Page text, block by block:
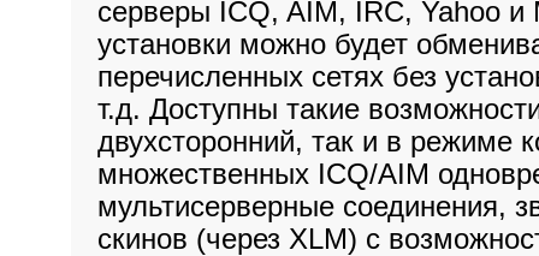
серверы ICQ, AIM, IRC, Yahoo и
установки можно будет
перечисленных сетях без
т.д. Доступны такие
двухсторонний, так и в режиме
множественных ICQ/AIM
мультисерверные соединения,
скинов (через XLM) c